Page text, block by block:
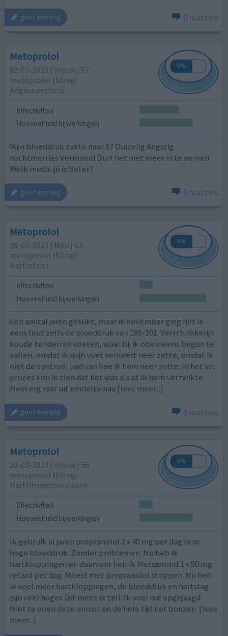
geef mening 0 reacties
Metoprolol
02-03-2023 | Vrouw | 57
metoprolol (50mg)
Angina pectoris
Effectiviteit
Hoeveelheid bijwerkingen
Mijn bloeddruk zakte naar 87 Duizelig Angstig
nachtmerries Vermoeid Durf het niet meer in te nemen
Welk medicijn is beter?
geef mening 0 reacties
Metoprolol
26-02-2023 | Man | 63
metoprolol (50mg)
Hartinfarct
Effectiviteit
Hoeveelheid bijwerkingen
Een aantal jaren geslikt, maar in november ging het in
eens fout zelfs de bloeddruk van 195/101. Verschrikkelijk
koude handen en voeten, waar bij ik ook ineens begon te
vallen, omdat ik mijn voet verkeert neer zette, omdat ik
niet de controel had van hoe ik hem neer zette. In het val
proces kon ik zien dat het was als of ik hem verzwikte.
Heel erg raar uit eindelijk naa [lees meer...]
geef mening 0 reacties
Metoprolol
20-02-2023 | Vrouw | 56
metoprolol (50mg)
Hartritmestoornissen
Effectiviteit
Hoeveelheid bijwerkingen
Ik gebruik al jaren propranolol 2 x 40 mg per dag i.v.m.
hoge bloeddruk. Zonder problemen. Nu heb ik
hartkloppingen en daarvoor heb ik Metoprolol 1 x 50 mg
retard per dag. Moest met propranolol stoppen. Nu heb
ik veel meer hartkloppingen, de bloeddruk en hartslag
zijn veel hoger. Dit meet ik zelf. Ik voel me opgejaagd.
Niet te doen deze onrust en de hele tijd het bonzen [lees
meer...]